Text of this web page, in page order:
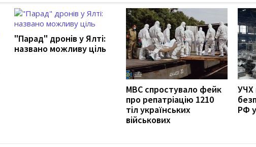
"Парад" дронів у Ялті:
названо можливу ціль
МВС спростувало фейк
про репатріацію 1210
тіл українських
військових
УЧХ
РФ